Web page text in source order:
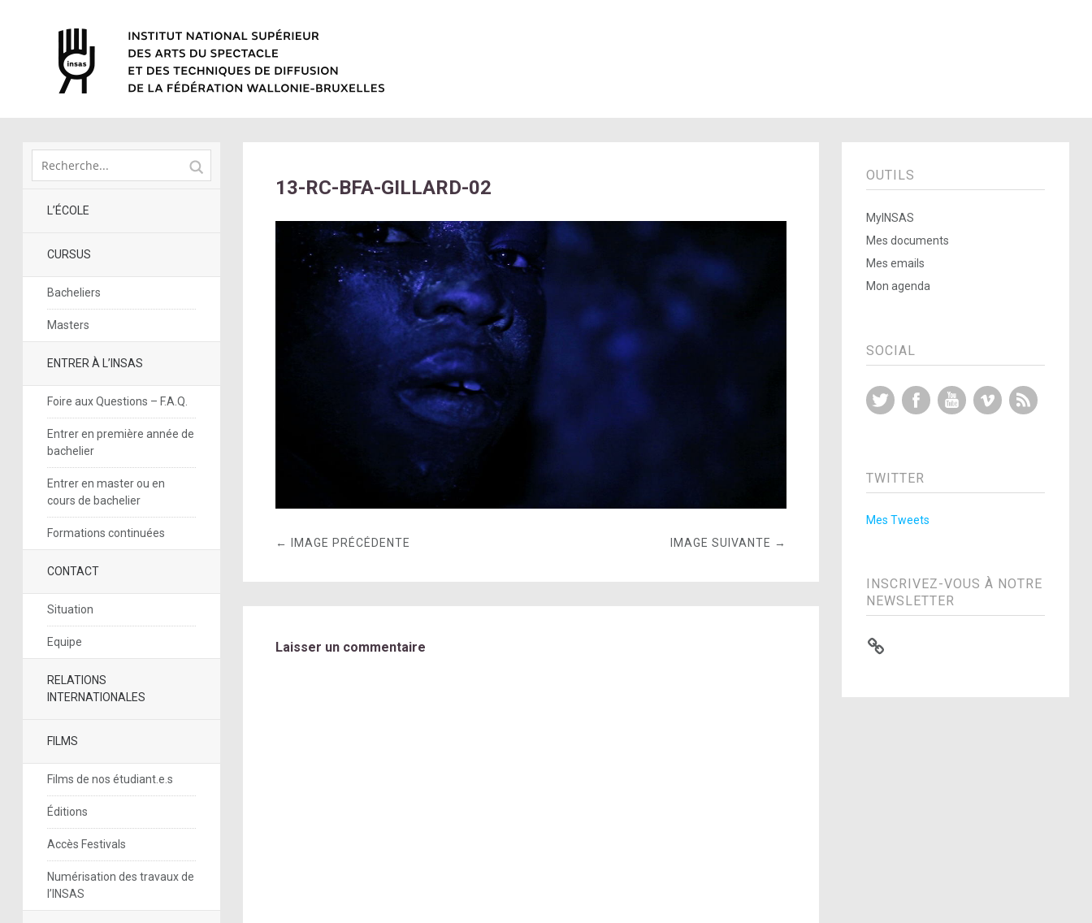
L’ÉCOLE
CURSUS
Bacheliers
Masters
ENTRER À L’INSAS
Foire aux Questions – F.A.Q.
Entrer en première année de
bachelier
Entrer en master ou en
cours de bachelier
Formations continuées
CONTACT
Situation
Equipe
RELATIONS
INTERNATIONALES
FILMS
Films de nos étudiant.e.s
Éditions
Accès Festivals
Numérisation des travaux de
l’INSAS
13-RC-BFA-GILLARD-02
← IMAGE PRÉCÉDENTE IMAGE SUIVANTE →
Laisser un commentaire
OUTILS
MyINSAS
Mes documents
Mes emails
Mon agenda
SOCIAL
Twitter FacebookYouTubeVimeo
TWITTER
Mes Tweets
INSCRIVEZ-VOUS À NOTRE
NEWSLETTER